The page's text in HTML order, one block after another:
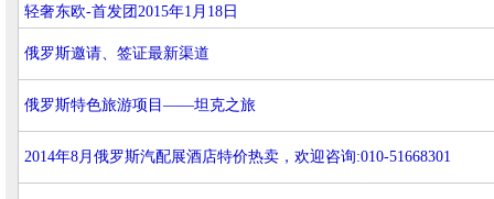
轻奢东欧-首发团2015年1月18日
俄罗斯邀请、签证最新渠道
俄罗斯特色旅游项目——坦克之旅
2014年8月俄罗斯汽配展酒店特价热卖，欢迎咨询:010-51668301